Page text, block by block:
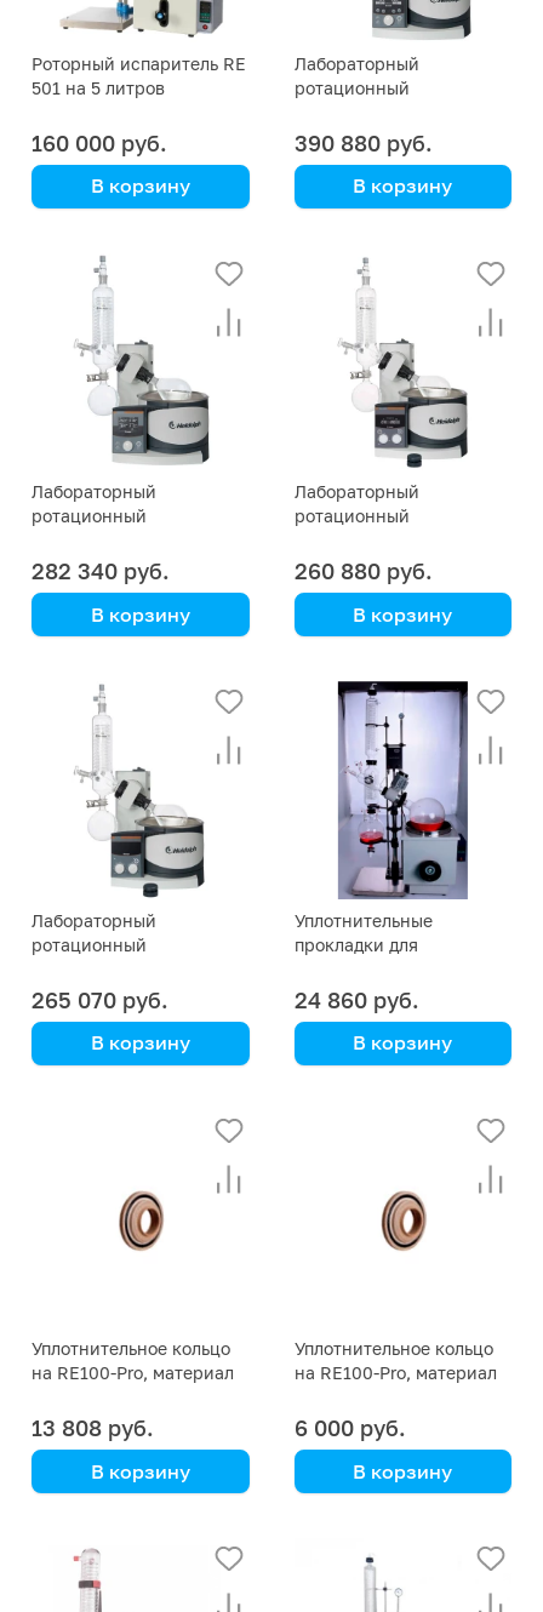
Роторный испаритель RE
501 на 5 литров
160 000 руб.
В корзину
Лабораторный
ротационный
Precision HL/G1 Heidolph
390 880 руб.
В корзину
Особенно
функциональный
роторный испаритель
(563-01100-00)
Лабораторный
ротационный
Advantage HL/G1
Heidolph
282 340 руб.
В корзину
Роторный испаритель
для серьезных задач
(561-01100-00)
Лабораторный
ротационный
Digital G1 Heidolph
260 880 руб.
В корзину
(560-01102-00)
Лабораторный
ротационный
G1B Heidolph
265 070 руб.
В корзину
Уплотнительные
прокладки для
испарителя RE-1002
24 860 руб.
В корзину
Уплотнительное кольцо
на RE100-Pro, материал
13 808 руб.
В корзину
Уплотнительное кольцо
на RE100-Pro, материал
6 000 руб.
В корзину